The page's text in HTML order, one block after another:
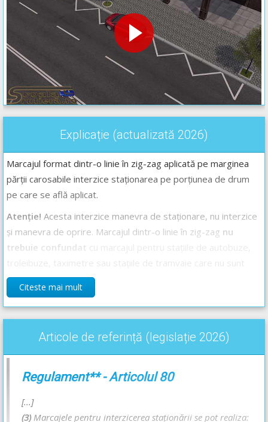
Explicație (actualizată 2026)
Marcajul format dintr-o linie în zig-zag aplicată pe marginea
părții carosabile interzice staționarea pe porțiunea de drum
pe care se află aplicat.
Atenție! Acesta interzice manevra de staționare, nu interzice
și manevra de oprire. Marcajul dintr-o linie în zig-zag nu
trebuie confundat cu marcajul pentru stațiile de autobuze,
prevăzute cu refugiu pentru pietoni care au, pe lângă linia în
zig-zag, și inscripția „Bus”, „Taxi” sau „Tram”. Pe marcajul
dintr-o linie în zig-zag completat de inscripția „Bus”, „Taxi” sau
acesta, se interzice manevra de oprire, precum și toate
manevrele care sunt interzise acolo unde este interzisă
manevra de oprire, mai exact staționarea, întoarcerea și
mersul înapoi.
În concluzie, dacă marcajul dintr-o linie în zig-zag nu este
Citeste mai mult
Articole de referință (legislație 2026)
Regulament** - Articolul 80
[...]
(3)Marcajele pentru interzicerea staţionării se pot realiza: